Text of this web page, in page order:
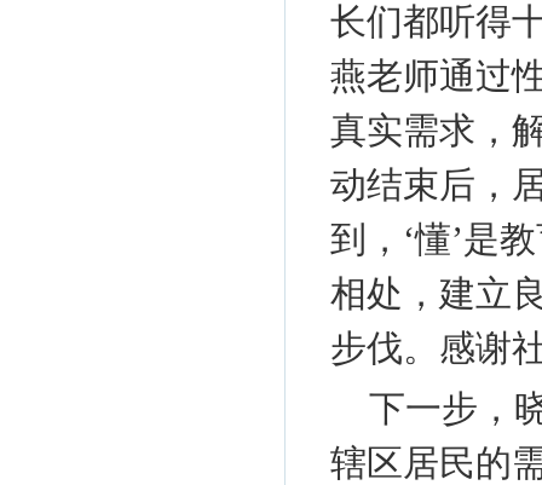
长们都听得
燕老师通过
真实需求，
动结束后，
到，‘懂’是
相处，建立
步伐。感谢
下一步，
辖区居民的